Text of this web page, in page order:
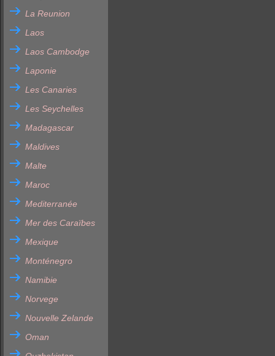
La Reunion
Laos
Laos Cambodge
Laponie
Les Canaries
Les Seychelles
Madagascar
Maldives
Malte
Maroc
Mediterranée
Mer des Caraïbes
Mexique
Monténegro
Namibie
Norvege
Nouvelle Zelande
Oman